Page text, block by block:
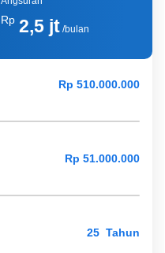
Tahun
Rp 2,5 jt/bulan